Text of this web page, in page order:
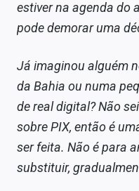
estiver na agenda do
pode demorar uma
Já imaginou alguém
da Bahia ou numa
de real digital? Não
sobre PIX, então é
ser feita. Não é para
substituir,